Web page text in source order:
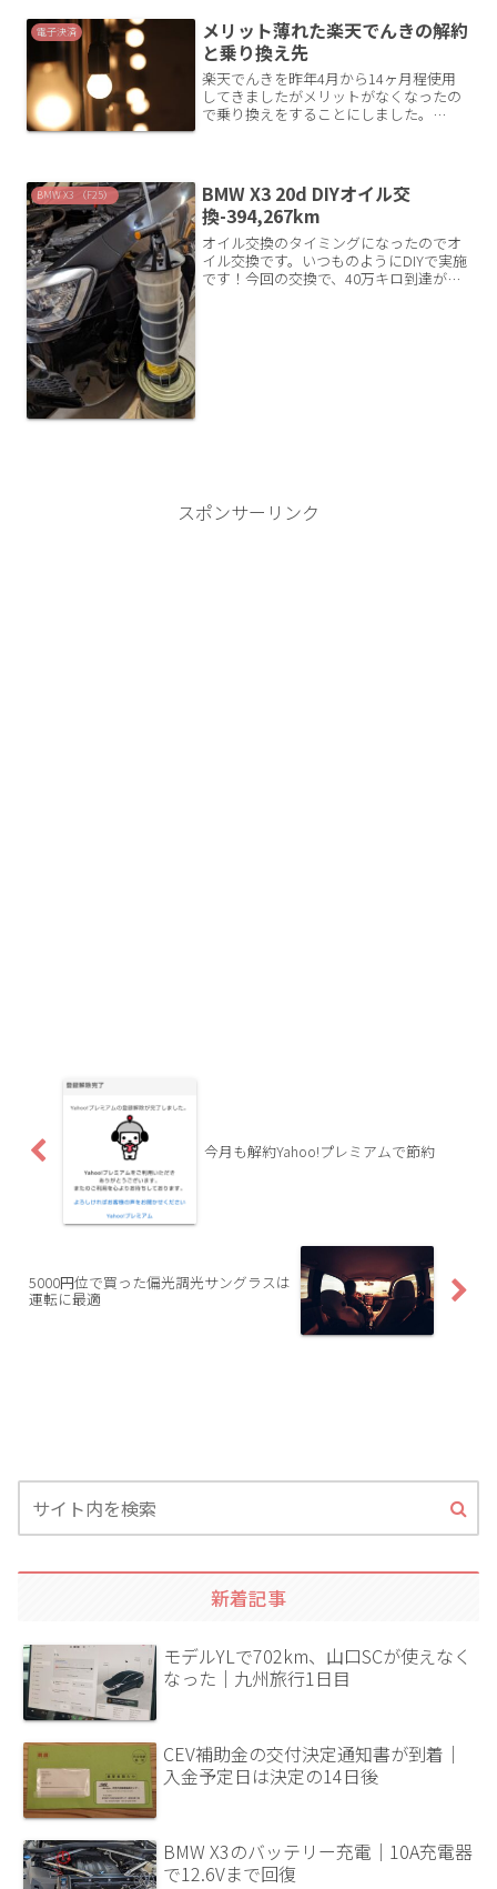
電子決済
メリット薄れた楽天でんきの解約
と乗り換え先
楽天でんきを昨年4月から14ヶ月程使用
してきましたがメリットがなくなったの
で乗り換えをすることにしました。
注意願います楽天...
BMW X3 （F25）
BMW X3 20d DIYオイル交
換-394,267km
オイル交換のタイミングになったのでオ
イル交換です。いつものようにDIYで実施
です！今回の交換で、40万キロ到達が見
スポンサーリンク
今月も解約Yahoo!プレミアムで節約
5000円位で買った偏光調光サングラスは
運転に最適
新着記事
モデルYLで702km、山口SCが使えなく
なった｜九州旅行1日目
CEV補助金の交付決定通知書が到着｜
入金予定日は決定の14日後
BMW X3のバッテリー充電｜10A充電器
で12.6Vまで回復